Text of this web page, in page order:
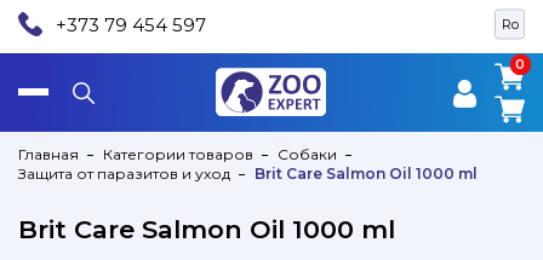
Ro
+373 79 454 597
0
0
Главная Категории товаров
Собаки
Защита от паразитов и уход
Brit Care Salmon Oil 1000 ml
Brit Care Salmon Oil 1000 ml